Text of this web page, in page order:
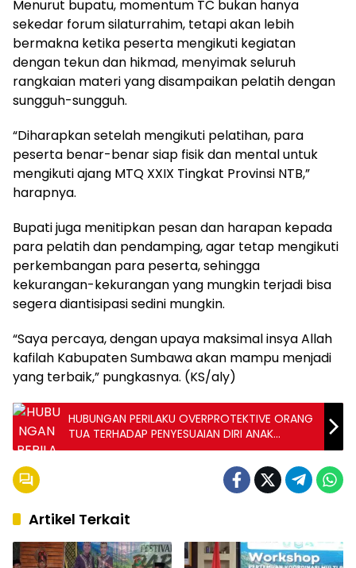
Menurut bupatu, momentum TC bukan hanya
sekedar forum silaturrahim, tetapi akan lebih
bermakna ketika peserta mengikuti kegiatan
dengan tekun dan hikmad, menyimak seluruh
rangkaian materi yang disampaikan pelatih dengan
sungguh-sungguh.
“Diharapkan setelah mengikuti pelatihan, para
peserta benar-benar siap fisik dan mental untuk
mengikuti ajang MTQ XXIX Tingkat Provinsi NTB,”
harapnya.
Bupati juga menitipkan pesan dan harapan kepada
para pelatih dan pendamping, agar tetap mengikuti
perkembangan para peserta, sehingga
kekurangan-kekurangan yang mungkin terjadi bisa
segera diantisipasi sedini mungkin.
“Saya percaya, dengan upaya maksimal insya Allah
kafilah Kabupaten Sumbawa akan mampu menjadi
yang terbaik,” pungkasnya. (KS/aly)
HUBUNGAN PERILAKU OVERPROTEKTIVE ORANG
TUA TERHADAP PENYESUAIAN DIRI ANAK
REMAJA
Artikel Terkait